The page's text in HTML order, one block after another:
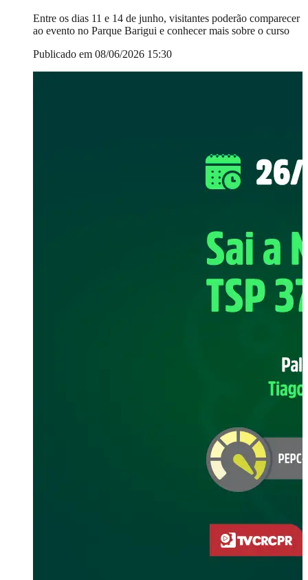
Entre os dias 11 e 14 de junho, visitantes poderão comparecer
ao evento no Parque Barigui e conhecer mais sobre o curso
Publicado em 08/06/2026 15:30